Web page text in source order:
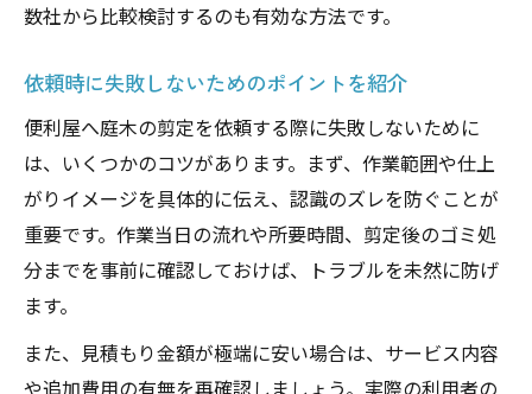
数社から比較検討するのも有効な方法です。
依頼時に失敗しないためのポイントを紹介
便利屋へ庭木の剪定を依頼する際に失敗しないために
は、いくつかのコツがあります。まず、作業範囲や仕上
がりイメージを具体的に伝え、認識のズレを防ぐことが
重要です。作業当日の流れや所要時間、剪定後のゴミ処
分までを事前に確認しておけば、トラブルを未然に防げ
ます。
また、見積もり金額が極端に安い場合は、サービス内容
や追加費用の有無を再確認しましょう。実際の利用者の